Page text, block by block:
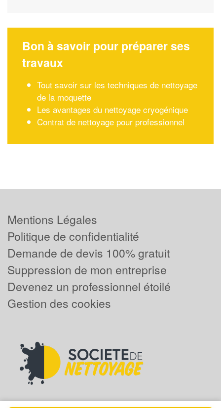
Bon à savoir pour préparer ses
travaux
Tout savoir sur les techniques de nettoyage
de la moquette
Les avantages du nettoyage cryogénique
Contrat de nettoyage pour professionnel
Mentions Légales
Politique de confidentialité
Demande de devis 100% gratuit
Suppression de mon entreprise
Devenez un professionnel étoilé
Gestion des cookies